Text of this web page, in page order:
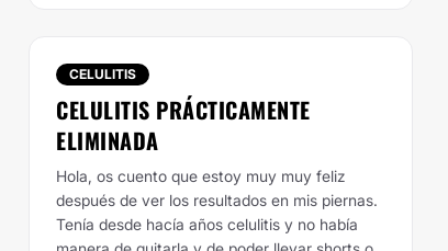
CELULITIS
CELULITIS PRÁCTICAMENTE
ELIMINADA
Hola, os cuento que estoy muy muy feliz
después de ver los resultados en mis piernas.
Tenía desde hacía años celulitis y no había